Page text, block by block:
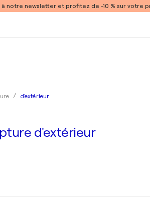
à notre newsletter et profitez de -10 % sur votre
d'extérieur
d'extérieur